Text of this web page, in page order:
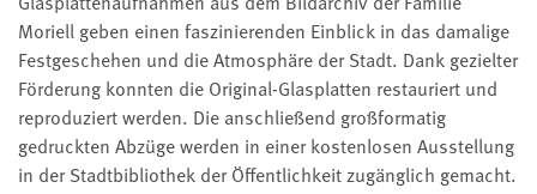
Moriell geben einen faszinierenden Einblick in das damalige
Festgeschehen und die Atmosphäre der Stadt. Dank gezielter
Förderung konnten die Original-Glasplatten restauriert und
reproduziert werden. Die anschließend großformatig
gedruckten Abzüge werden in einer kostenlosen Ausstellung
in der Stadtbibliothek der Öffentlichkeit zugänglich gemacht.